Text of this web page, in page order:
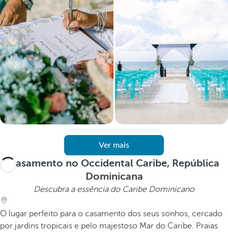
Ver mais
Casamento no Occidental Caribe, República
Dominicana
Descubra a essência do Caribe Dominicano
O lugar perfeito para o casamento dos seus sonhos, cercado
por jardins tropicais e pelo majestoso Mar do Caribe. Praias